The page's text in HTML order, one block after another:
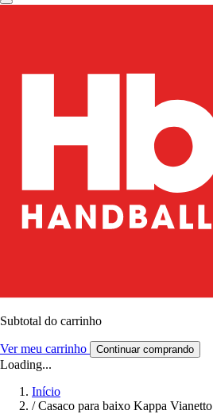
Subtotal do carrinho
Ver meu carrinho Continuar comprando
Loading...
Início
/ Casaco para baixo Kappa Vianetto